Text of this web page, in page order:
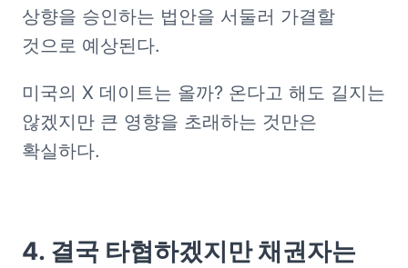
상향을 승인하는 법안을 서둘러 가결할
것으로 예상된다.
미국의 X 데이트는 올까? 온다고 해도 길지는
않겠지만 큰 영향을 초래하는 것만은
확실하다.
4. 결국 타협하겠지만 채권자는